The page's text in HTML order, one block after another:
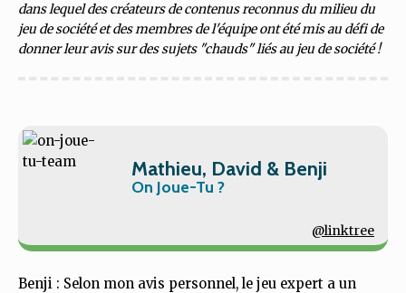
dans lequel des créateurs de contenus reconnus du milieu du
jeu de société et des membres de l'équipe ont été mis au défi de
donner leur avis sur des sujets "chauds" liés au jeu de société !
Mathieu, David & Benji
On Joue-Tu ?
@linktree
Benji : Selon mon avis personnel, le jeu expert a un